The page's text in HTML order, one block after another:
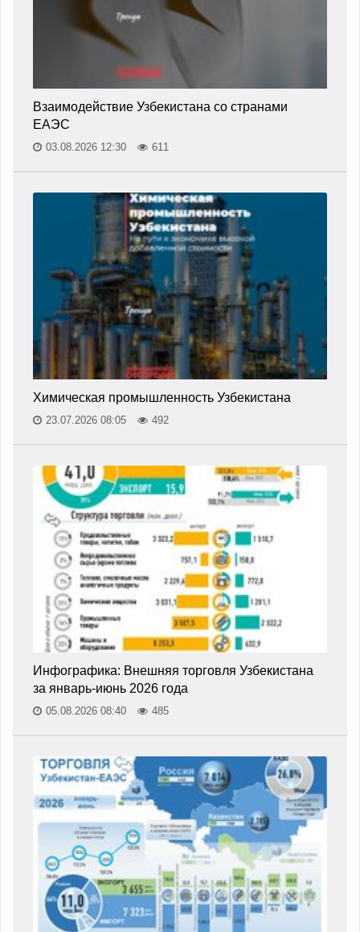
Взаимодействие Узбекистана со странами
ЕАЭС
03.08.2026 12:30 611
Химическая промышленность Узбекистана
23.07.2026 08:05 492
Инфографика: Внешняя торговля Узбекистана
за январь-июнь 2026 года
05.08.2026 08:40 485